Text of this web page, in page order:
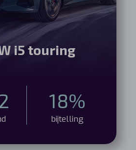
i5 touring
18%
bijtelling